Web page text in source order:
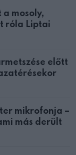
mosoly,
róla Liptai
előtt
mikrofonja –
más derült